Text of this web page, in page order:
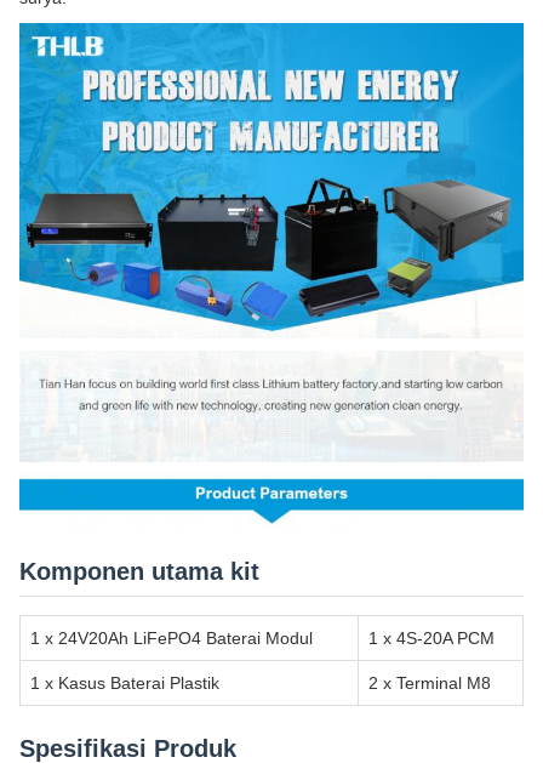
Komponen utama kit
1 x 24V20Ah LiFePO4 Baterai Modul 1 x 4S-20A PCM
1 x Kasus Baterai Plastik 2 x Terminal M8
Spesifikasi Produk